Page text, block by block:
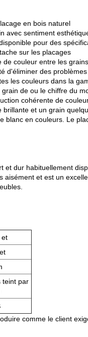
en bois naturel
avec sentiment
pour des
sur les placages
couleur entre les
d'éliminer des
les couleurs dans la
de ou le chiffre du
cohérente de
brillante et un grain
blanc en couleurs. Le
et dur habituellement
aisément et est un
et
teint par
comme le client